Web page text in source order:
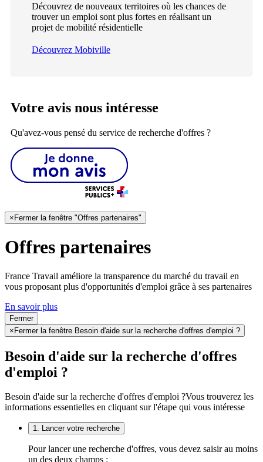
Découvrez de nouveaux territoires où les chances de
trouver un emploi sont plus fortes en réalisant un
projet de mobilité résidentielle
Découvrez Mobiville
Votre avis nous intéresse
Qu'avez-vous pensé du service de recherche d'offres ?
× Fermer la fenêtre "Offres partenaires"
Offres partenaires
France Travail améliore la transparence du marché du travail en
vous proposant plus d'opportunités d'emploi grâce à ses partenaires
En savoir plus
Fermer
×Fermer la fenêtre Besoin d'aide sur la recherche d'offres d'emploi ?
Besoin d'aide sur la recherche d'offres
d'emploi ?
Besoin d'aide sur la recherche d'offres d'emploi ?Vous trouverez les
informations essentielles en cliquant sur l'étape qui vous intéresse
1. Lancer votre recherche
Pour lancer une recherche d'offres, vous devez saisir au moins
un des deux champs :